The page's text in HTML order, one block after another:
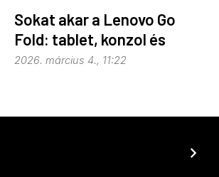
Sokat akar a Lenovo Go
Fold: tablet, konzol és
notebook egyben
2026. március 4., 11:22
chevron_right